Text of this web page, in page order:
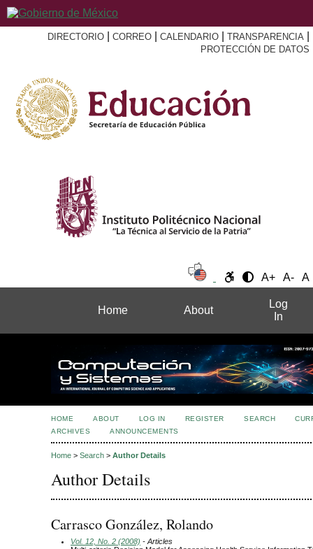
DIRECTORIO CORREO CALENDARIO TRANSPARENCIA
PROTECCIÓN DE DATOS
A+ A- A
Home About
Log
In
HOME ABOUT LOG IN REGISTER SEARCH
ARCHIVES
ANNOUNCEMENTS
Home > Search > Author Details
Author Details
Carrasco González, Rolando
Vol. 12, No. 2 (2008) - Articles